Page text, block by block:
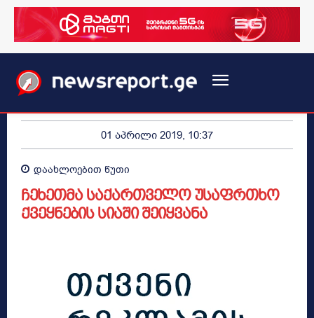
01 აპრილი 2019, 10:37
დაახლოებით წუთი
ჩეხეთმა საქართველო უსაფრთხო
ქვეყნების სიაში შეიყვანა